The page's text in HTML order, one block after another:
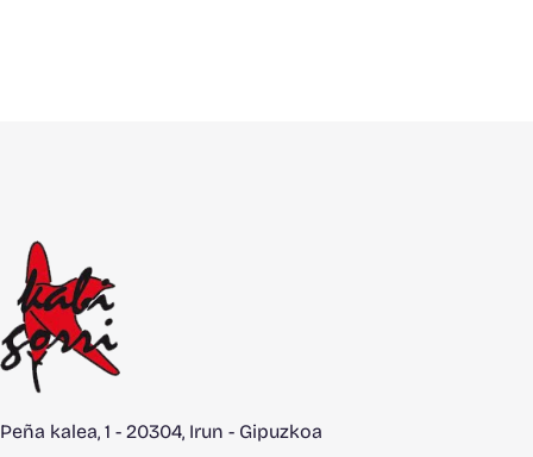
Peña kalea, 1 - 20304, Irun - Gipuzkoa